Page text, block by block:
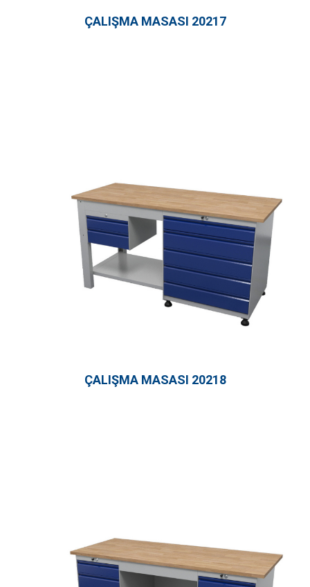
ÇALIŞMA MASASI 20217
ÇALIŞMA MASASI 20218